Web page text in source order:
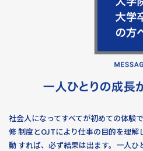
社会人になってすべてが初めての体験
修 制度とOJTにより仕事の目的を理
動 すれば、必ず結果は出ます。一人